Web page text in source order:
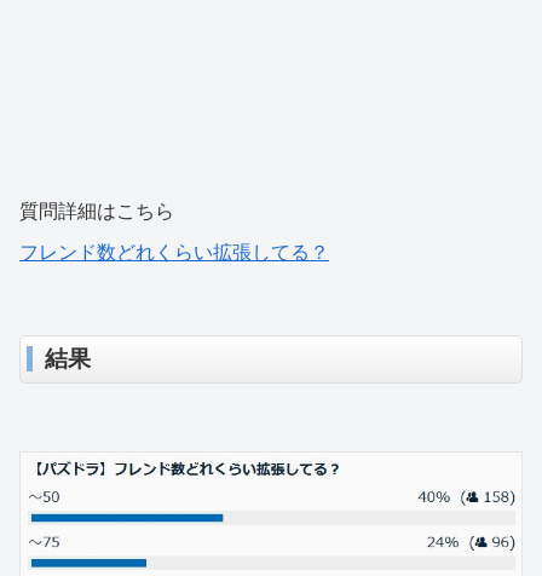
質問詳細はこちら
フレンド数どれくらい拡張してる？
結果